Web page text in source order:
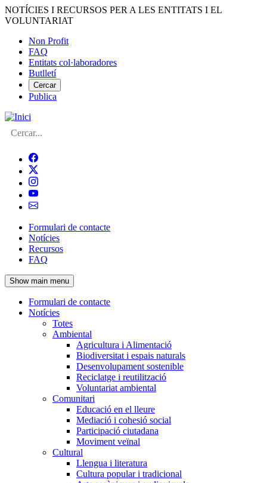
Vés
al
NOTÍCIES I RECURSOS PER A LES ENTITATS I EL
VOLUNTARIAT
Menú
del
compte
d'usuari
Non Profit
FAQ
Entitats col·laboradores
Butlletí
Cercar
Publica
Cerca
Navegació
principal
de
l'encapçalament
Formulari de contacte
Notícies
Recursos
FAQ
Show main menu
Navegació
principal
Formulari de contacte
Notícies
Totes
Ambiental
Agricultura i Alimentació
Biodiversitat i espais naturals
Desenvolupament sostenible
Reciclatge i reutilització
Voluntariat ambiental
Comunitari
Educació en el lleure
Mediació i cohesió social
Participació ciutadana
Moviment veïnal
Cultural
Llengua i literatura
Cultura popular i tradicional